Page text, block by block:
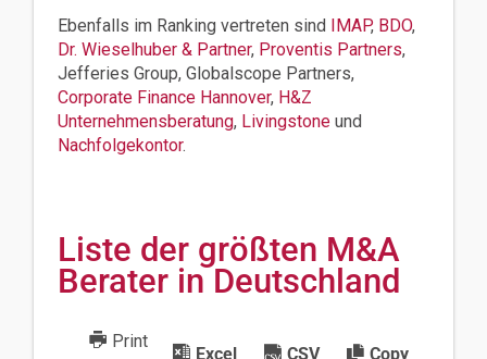
Ebenfalls im Ranking vertreten sind IMAP, BDO,
Dr. Wieselhuber & Partner, Proventis Partners,
Jefferies Group, Globalscope Partners,
Corporate Finance Hannover, H&Z
Unternehmensberatung, Livingstoneund
Nachfolgekontor.
Liste der größten M&A
Berater in Deutschland
Print
Excel CSV Copy